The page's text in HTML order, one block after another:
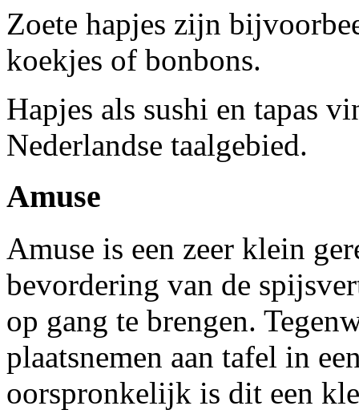
Zoete hapjes zijn
koekjes of bonbons.
Hapjes als sushi en tapas
Nederlandse taalgebied.
Amuse
Amuse is een zeer klein
bevordering van de
op gang te brengen.
plaatsnemen aan tafel in
oorspronkelijk is dit een